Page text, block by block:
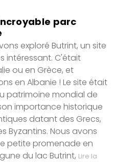
parc
exploré Butrint, un site
intéressant. C'était
ou en Grèce, et
en Albanie ! Le site était
patrimoine mondial de
importance historique
datant des Grecs,
Byzantins. Nous avons
petite promenade en
du lac Butrint, Lire la